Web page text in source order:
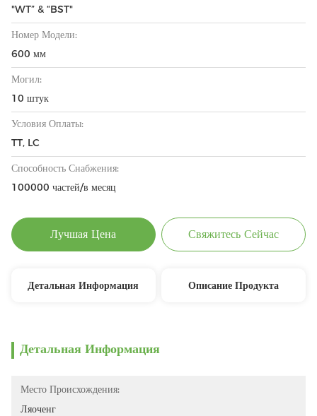
"WT” & “BST"
Номер Модели:
600 мм
Могил:
10 штук
Условия Оплаты:
TT, LC
Способность Снабжения:
100000 частей/в месяц
Лучшая Цена Свяжитесь Сейчас
Детальная Информация Описание Продукта
Детальная Информация
Место Происхождения:
Ляоченг